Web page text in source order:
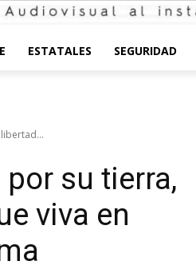
ESTATALES SEGURIDAD
su tierra,
viva en